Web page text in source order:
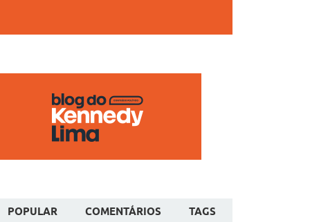
POPULAR COMENTÁRIOS TAGS